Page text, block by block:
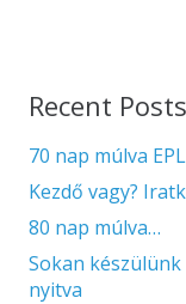
Recent Posts
70 nap múlva
Kezdő vagy?
80 nap múlva…
Sokan
nyitva